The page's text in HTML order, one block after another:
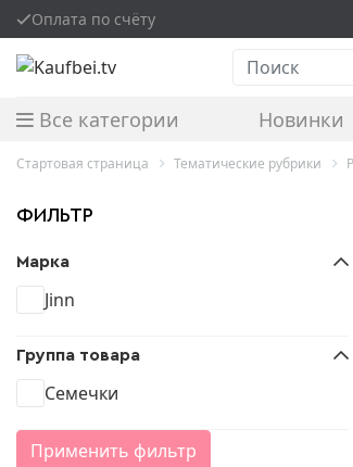
Оплата по счёту
Поиск
Все категории Новинки
Стартовая страница Тематические рубрики
ФИЛЬТР
Марка
Jinn
Группа товара
Семечки
Применить фильтр